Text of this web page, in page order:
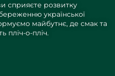
сприяєте розвитку
української
майбутнє, де смак та
пліч-о-пліч.